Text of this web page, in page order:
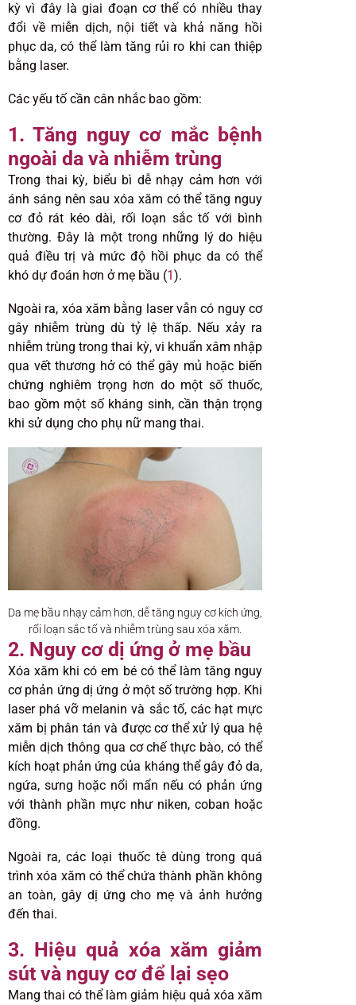
kỳ vì đây là giai đoạn cơ thể có nhiều thay
đổi về miễn dịch, nội tiết và khả năng hồi
phục da, có thể làm tăng rủi ro khi can thiệp
bằng laser.
Các yếu tố cần cân nhắc bao gồm:
1. Tăng nguy cơ mắc bệnh
ngoài da và nhiễm trùng
Trong thai kỳ, biểu bì dễ nhạy cảm hơn với
ánh sáng nên sau xóa xăm có thể tăng nguy
cơ đỏ rát kéo dài, rối loạn sắc tố với bình
thường. Đây là một trong những lý do hiệu
quả điều trị và mức độ hồi phục da có thể
khó dự đoán hơn ở mẹ bầu (1 ).
Ngoài ra, xóa xăm bằng laser vẫn có nguy cơ
gây nhiễm trùng dù tỷ lệ thấp. Nếu xảy ra
nhiễm trùng trong thai kỳ, vi khuẩn xâm nhập
qua vết thương hở có thể gây mủ hoặc biến
chứng nghiêm trọng hơn do một số thuốc,
bao gồm một số kháng sinh, cần thận trọng
khi sử dụng cho phụ nữ mang thai.
Da mẹ bầu nhạy cảm hơn, dễ tăng nguy cơ kích ứng,
rối loạn sắc tố và nhiễm trùng sau xóa xăm.
2. Nguy cơ dị ứng ở mẹ bầu
Xóa xăm khi có em bé có thể làm tăng nguy
cơ phản ứng dị ứng ở một số trường hợp. Khi
laser phá vỡ melanin và sắc tố, các hạt mực
xăm bị phân tán và được cơ thể xử lý qua hệ
miễn dịch thông qua cơ chế thực bào, có thể
kích hoạt phản ứng của kháng thể gây đỏ da,
ngứa, sưng hoặc nổi mẩn nếu có phản ứng
với thành phần mực như niken, coban hoặc
đồng.
Ngoài ra, các loại thuốc tê dùng trong quá
trình xóa xăm có thể chứa thành phần không
an toàn, gây dị ứng cho mẹ và ảnh hưởng
đến thai.
3. Hiệu quả xóa xăm giảm
sút và nguy cơ để lại sẹo
Mang thai có thể làm giảm hiệu quả xóa xăm